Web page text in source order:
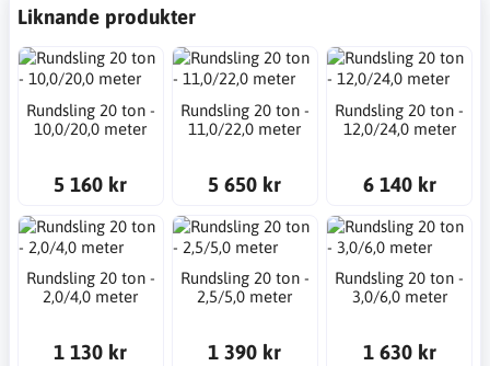
Liknande produkter
Rundsling 20 ton -
10,0/20,0 meter
5 160 kr
Rundsling 20 ton -
11,0/22,0 meter
5 650 kr
Rundsling 20 ton -
12,0/24,0 meter
6 140 kr
Rundsling 20 ton -
2,0/4,0 meter
1 130 kr
Rundsling 20 ton -
2,5/5,0 meter
1 390 kr
Rundsling 20 ton -
3,0/6,0 meter
1 630 kr